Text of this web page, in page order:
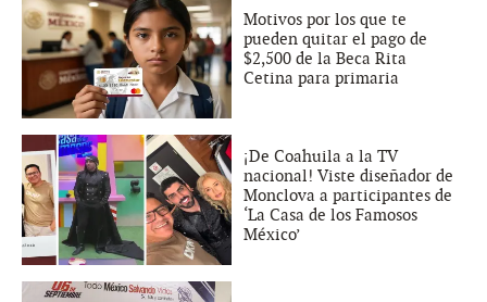
Motivos por los que te
pueden quitar el pago de
$2,500 de la Beca Rita
Cetina para primaria
¡De Coahuila a la TV
nacional! Viste diseñador de
Monclova a participantes de
‘La Casa de los Famosos
México’